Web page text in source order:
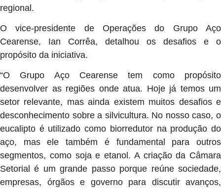
regional.
O vice-presidente de Operações do Grupo Aço
Cearense, Ian Corrêa, detalhou os desafios e o
propósito da iniciativa.
“O Grupo Aço Cearense tem como propósito
desenvolver as regiões onde atua. Hoje já temos um
setor relevante, mas ainda existem muitos desafios e
desconhecimento sobre a silvicultura. No nosso caso, o
eucalipto é utilizado como biorredutor na produção do
aço, mas ele também é fundamental para outros
segmentos, como soja e etanol. A criação da Câmara
Setorial é um grande passo porque reúne sociedade,
empresas, órgãos e governo para discutir avanços,